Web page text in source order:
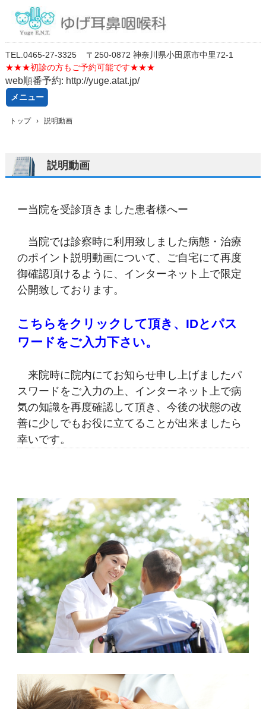
TEL. 0465-27-3325
〒250-0872 神奈川県小田原市中里72-1
★★★初診の方もご予約可能です★★★
web順番予約: http://yuge.atat.jp/
メニュー
トップ › 説明動画
説明動画
ー当院を受診頂きました患者様へー
当院では診察時に利用致しました病態・治療
のポイント説明動画について、ご自宅にて再度
御確認頂けるように、インターネット上で限定
公開致しております。
こちらをクリックして頂き、IDとパス
ワードをご入力下さい。
来院時に院内にてお知らせ申し上げましたパ
スワードをご入力の上、インターネット上で病
気の知識を再度確認して頂き、今後の状態の改
善に少しでもお役に立てることが出来ましたら
幸いです。